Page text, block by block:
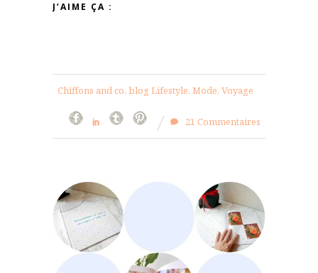
J’AIME ÇA :
Chiffons and co, blog Lifestyle, Mode, Voyage
21 Commentaires